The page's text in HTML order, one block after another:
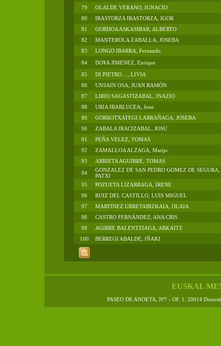
79
OLALDE VERANO, IGNACIO
80
IRASTORZA IRASTORZA, IGOR
81
GORDOA ASKASIBAR, ALBERTO
82
MANTEROLA ZABALLA, JOSEBA
83
LONGO IBARRA, Fernando
84
DO¥A JIMENEZ, Enrique
85
DI PIETRO ..., LIVIA
86
UNSAIN OSA, JUAN RAMÓN
87
LIRIO SAGASTIZABAL, INAZIO
88
URIA IBARLUCEA, Jone
89
GORROTXATEGI LARRAÑAGA, JOSEBA
90
ZABALA IRACIZABAL, JOSU
91
PEÑA VELEZ, TOMAS
92
ZAMALLOA ALZAGA, Marijo
93
ARRIETA AGUIRRE, TOMAS
94
GONZALEZ DE SAN PEDRO GOMEZ DE SEGURA,
PATXI
95
POZUETA LIZARRAGA, IRENE
96
RUIZ DEL CASTILLO, LUIS MIGUEL
97
MARTINEZ URRETABIZKAIA, OLAIA
98
CASTRO FERNÁNDEZ, ANA CRIS
99
AGIRRE BALENTZIAGA, ARKAITZ
100
BERREGI ABALDE, IÑAKI
EUSKAL
PASEO DE ANOETA, Nº7 - OF. 1. 20014